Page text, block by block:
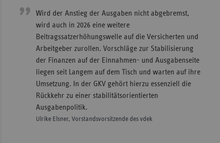
Wird der Anstieg der Ausgaben nicht abgebremst,
wird auch in 2026 eine weitere
Beitragssatzerhöhungswelle auf die Versicherten und
Arbeitgeber zurollen. Vorschläge zur Stabilisierung
der Finanzen auf der Einnahmen- und Ausgabenseite
liegen seit Langem auf dem Tisch und warten auf ihre
Umsetzung. In der GKV gehört hierzu essenziell die
Rückkehr zu einer stabilitätsorientierten
Ausgabenpolitik.
Ulrike Elsner, Vorstandsvorsitzende des vdek